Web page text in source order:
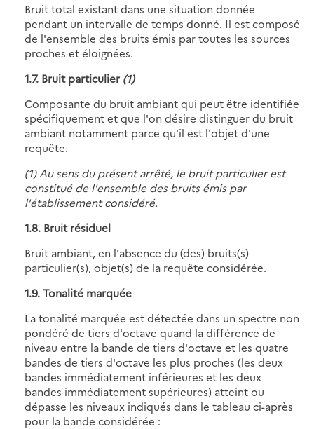
Bruit total existant dans une situation donnée
pendant un intervalle de temps donné. Il est composé
de l'ensemble des bruits émis par toutes les sources
proches et éloignées.
1.7. Bruit particulier (1)
Composante du bruit ambiant qui peut être identifiée
spécifiquement et que l'on désire distinguer du bruit
ambiant notamment parce qu'il est l'objet d'une
requête.
(1) Au sens du présent arrêté, le bruit particulier est
constitué de l'ensemble des bruits émis par
l'établissement considéré.
1.8. Bruit résiduel
Bruit ambiant, en l'absence du (des) bruits(s)
particulier(s), objet(s) de la requête considérée.
1.9. Tonalité marquée
La tonalité marquée est détectée dans un spectre non
pondéré de tiers d'octave quand la différence de
niveau entre la bande de tiers d'octave et les quatre
bandes de tiers d'octave les plus proches (les deux
bandes immédiatement inférieures et les deux
bandes immédiatement supérieures) atteint ou
dépasse les niveaux indiqués dans le tableau ci-après
pour la bande considérée :